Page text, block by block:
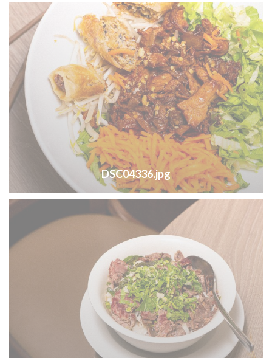
DSC04336.jpg